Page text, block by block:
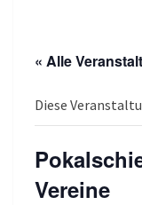
« Alle
Diese
Vereine